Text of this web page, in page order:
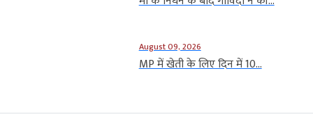
August 09, 2026
MP में खेती के लिए दिन में 10...